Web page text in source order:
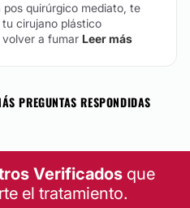
quirúrgico mediato, te
cirujano plástico
a fumar Leer más
PREGUNTAS RESPONDIDAS
Verificados que
el tratamiento.